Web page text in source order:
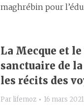
maghrébin pour
La Mecque et
sanctuaire de la
les récits des
Par lifemoz 16 mars 2021